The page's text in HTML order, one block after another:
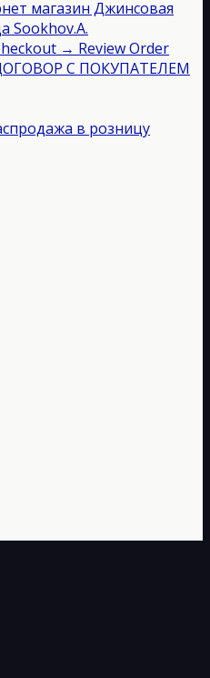
магазин Джинсовая
Sookhov.A.
→ Review Order
С ПОКУПАТЕЛЕМ
в розницу